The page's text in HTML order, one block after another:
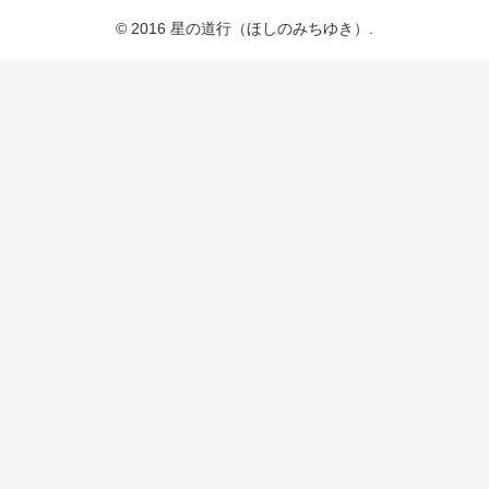
© 2016 星の道行（ほしのみちゆき）.